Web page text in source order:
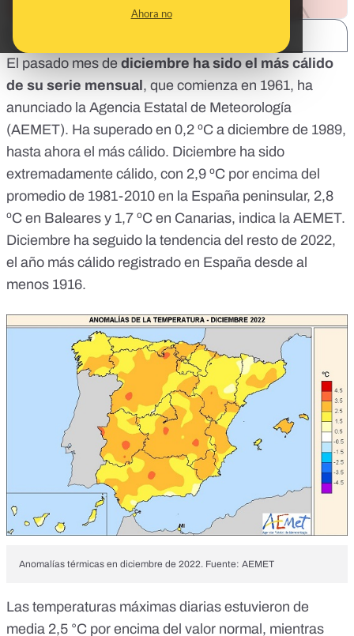
Ahora no
El pasado mes de diciembre ha sido el más cálido
de su serie mensual , que comienza en 1961, ha
anunciado la Agencia Estatal de Meteorología
(AEMET). Ha superado en 0,2 ºC a diciembre de 1989,
hasta ahora el más cálido. Diciembre ha sido
extremadamente cálido, con 2,9 ºC por encima del
promedio de 1981-2010 en la España peninsular, 2,8
ºC en Baleares y 1,7 ºC en Canarias, indica la AEMET.
Diciembre ha seguido la tendencia del resto de 2022,
el año más cálido registrado en España desde al
menos 1916.
Anomalías térmicas en diciembre de 2022. Fuente: AEMET
Las temperaturas máximas diarias estuvieron de
media 2,5 °C por encima del valor normal, mientras